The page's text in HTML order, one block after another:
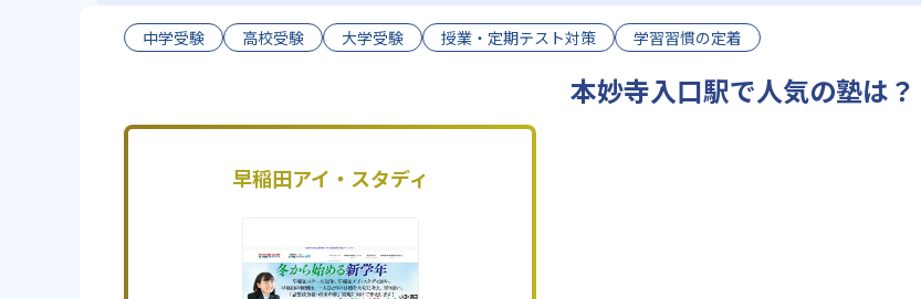
中学受験 高校受験 大学受験 授業・定期テスト対策 学習習慣の定着
本妙寺入口駅で人気の塾は？
早稲田アイ・スタディ